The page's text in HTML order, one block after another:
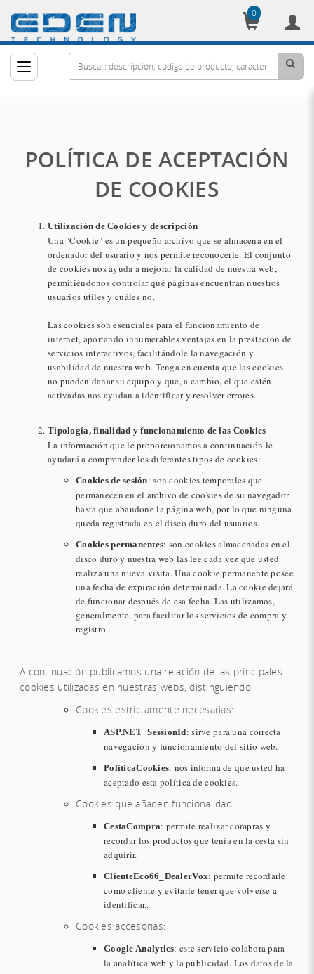
0
POLÍTICA DE ACEPTACIÓN
DE COOKIES
Utilización de Cookies y descripción
Una "Cookie" es un pequeño archivo que se almacena en el
ordenador del usuario y nos permite reconocerle. El conjunto
de cookies nos ayuda a mejorar la calidad de nuestra web,
permitiéndonos controlar qué páginas encuentran nuestros
usuarios útiles y cuáles no.
Las cookies son esenciales para el funcionamiento de
internet, aportando innumerables ventajas en la prestación de
servicios interactivos, facilitándole la navegación y
usabilidad de nuestra web. Tenga en cuenta que las cookies
no pueden dañar su equipo y que, a cambio, el que estén
activadas nos ayudan a identificar y resolver errores.
Tipología, finalidad y funcionamiento de las Cookies
La información que le proporcionamos a continuación le
ayudará a comprender los diferentes tipos de cookies:
Cookies de sesión: son cookies temporales que
permanecen en el archivo de cookies de su navegador
hasta que abandone la página web, por lo que ninguna
queda registrada en el disco duro del usuarios.
Cookies permanentes: son cookies almacenadas en el
disco duro y nuestra web las lee cada vez que usted
realiza una nueva visita. Una cookie permanente posee
una fecha de expiración determinada. La cookie dejará
de funcionar después de esa fecha. Las utilizamos,
generalmente, para facilitar los servicios de compra y
registro.
A continuación publicamos una relación de las principales
cookies utilizadas en nuestras webs, distinguiendo:
Cookies estrictamente necesarias:
ASP.NET_SessionId: sirve para una correcta
navegación y funcionamiento del sitio web.
PoliticaCookies: nos informa de que usted ha
aceptado esta política de cookies.
Cookies que añaden funcionalidad:
CestaCompra: permite realizar compras y
recordar los productos que tenía en la cesta sin
adquirir.
ClienteEco66_DealerVox: permite recordarle
como cliente y evitarle tener que volverse a
identificar..
Cookies accesorias:
Google Analytics: este servicio colabora para
la analítica web y la publicidad. Los datos de la